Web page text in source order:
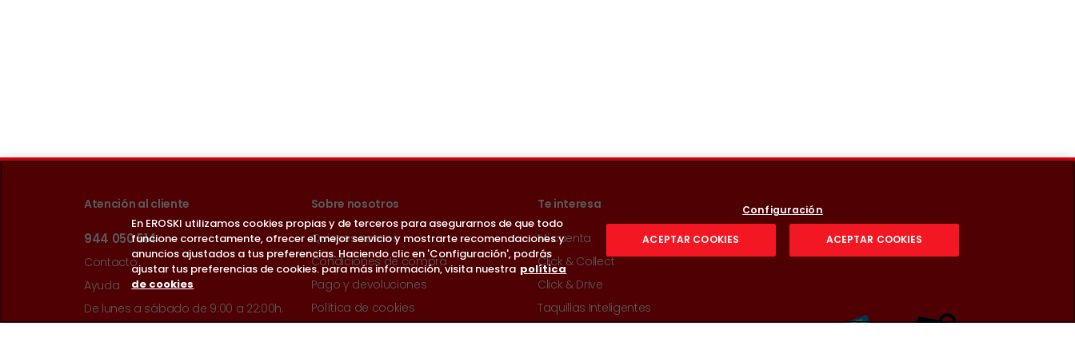
Atención al cliente
944 050 514
Contacto
Ayuda
De lunes a sábado de 9:00 a 22:00h.
Sobre nosotros
Quienes somos
Condiciones de compra
Pago y devoluciones
Política de cookies
Te interesa
Mi cuenta
Click & Collect
Click & Drive
Taquillas Inteligentes
En EROSKI utilizamos cookies propias y de terceros para asegurarnos de que todo
funcione correctamente, ofrecer el mejor servicio y mostrarte recomendaciones y
anuncios ajustados a tus preferencias. Haciendo clic en 'Configuración', podrás
ajustar tus preferencias de cookies. para más información, visita nuestra política
de cookies
Configuración
ACEPTAR COOKIES ACEPTAR COOKIES